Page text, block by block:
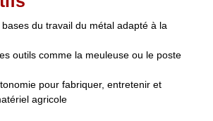
du travail du métal adapté à la
outils comme la meuleuse ou le poste
pour fabriquer, entretenir et
agricole